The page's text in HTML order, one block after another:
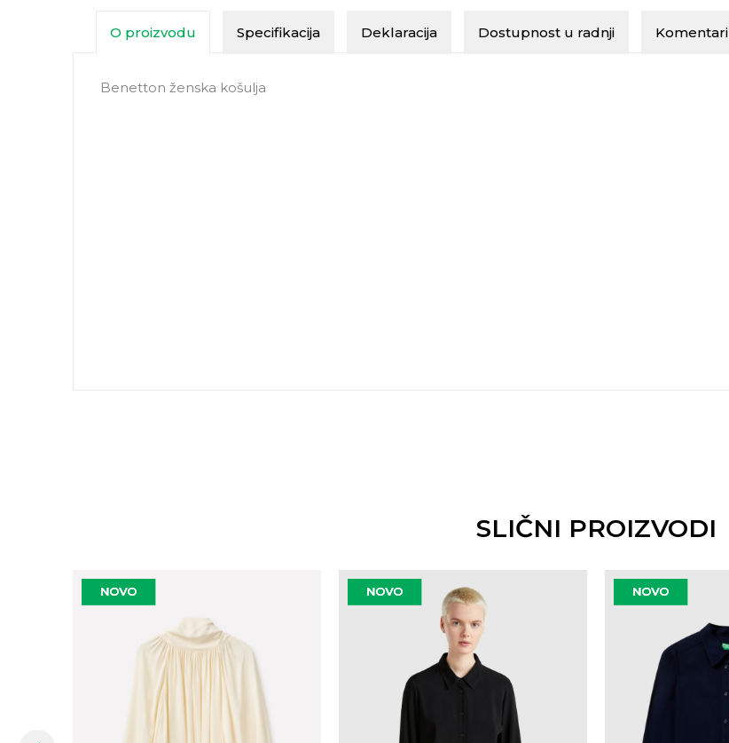
O proizvodu Specifikacija Deklaracija Dostupnost u radnji Komentari
Benetton ženska košulja
SLIČNI PROIZVODI